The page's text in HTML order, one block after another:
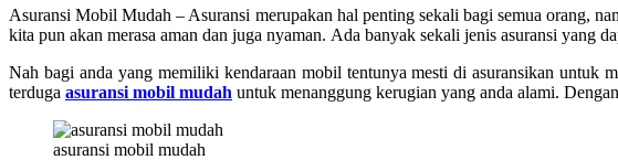
Asuransi Mobil Mudah – Asuransi merupakan hal penting sekali bagi semua orang,
kita pun akan merasa aman dan juga nyaman. Ada banyak sekali jenis asuransi yang
Nah bagi anda yang memiliki kendaraan mobil tentunya mesti di asuransikan
terduga asuransi mobil mudah untuk menanggung kerugian yang anda alami.
asuransi mobil mudah